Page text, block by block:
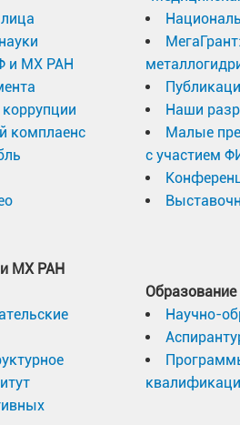
и МХ РАН
комплаенс
МХ РАН
Наши
Малые
с участием
Образование
Научно-